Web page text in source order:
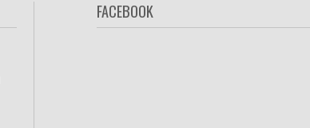
FACEBOOK